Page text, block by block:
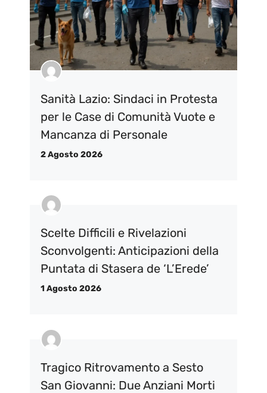
Sanità Lazio: Sindaci in Protesta
per le Case di Comunità Vuote e
Mancanza di Personale
2 Agosto 2026
Scelte Difficili e Rivelazioni
Sconvolgenti: Anticipazioni della
Puntata di Stasera de ‘L’Erede’
1 Agosto 2026
Tragico Ritrovamento a Sesto
San Giovanni: Due Anziani Morti